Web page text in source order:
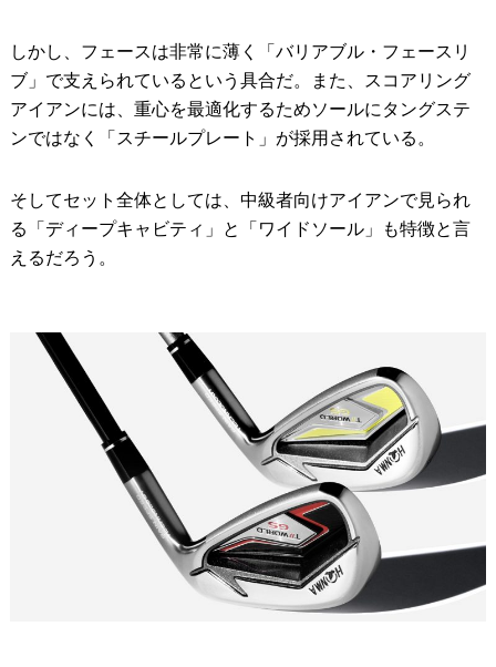
しかし、フェースは非常に薄く「バリアブル・フェースリ
ブ」で支えられているという具合だ。また、スコアリング
アイアンには、重心を最適化するためソールにタングステ
ンではなく「スチールプレート」が採用されている。
そしてセット全体としては、中級者向けアイアンで見られ
る「ディープキャビティ」と「ワイドソール」も特徴と言
えるだろう。